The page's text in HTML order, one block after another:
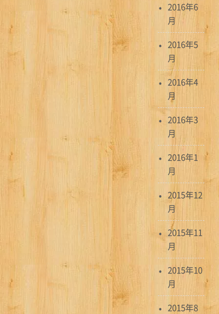
2016年6
月
2016年5
月
2016年4
月
2016年3
月
2016年1
月
2015年12
月
2015年11
月
2015年10
月
2015年8